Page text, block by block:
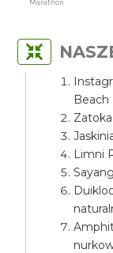
Marathon
Beach
Limni